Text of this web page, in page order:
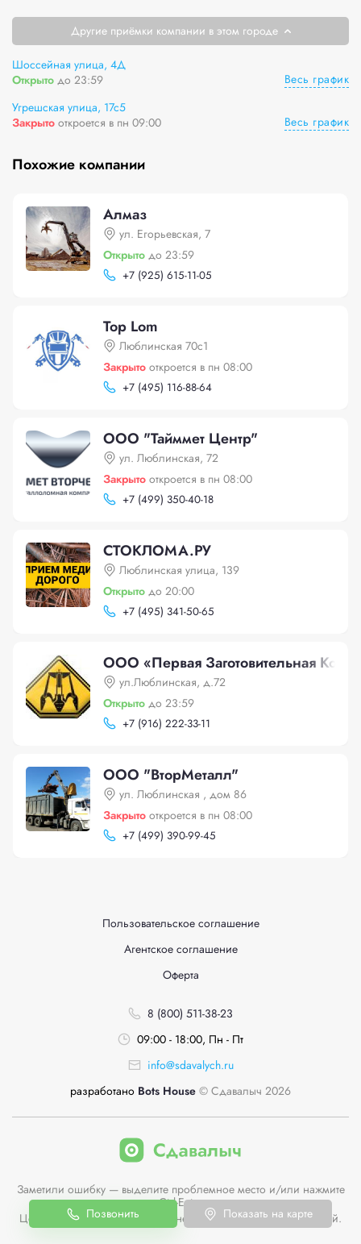
Позвонить Показать на карте
Другие приёмки компании в этом городе
Шоссейная улица, 4Д
Открыто до 23:59
Весь график
Угрешская улица, 17с5
Закрыто откроется в пн 09:00 Весь график
Похожие компании
Алмаз
ул. Егорьевская, 7
Открыто до 23:59
+7 (925) 615-11-05
Top Lom
Люблинская 70с1
Закрыто откроется в пн 08:00
+7 (495) 116-88-64
ООО "Тайммет Центр"
ул. Люблинская, 72
Закрыто откроется в пн 08:00
+7 (499) 350-40-18
СТОКЛОМА.РУ
Люблинская улица, 139
Открыто до 20:00
+7 (495) 341-50-65
ООО «Первая Заготовительная
ул.Люблинская, д.72
Открыто до 23:59
+7 (916) 222-33-11
ООО "ВторМеталл"
ул. Люблинская , дом 86
Закрыто откроется в пн 08:00
+7 (499) 390-99-45
Пользовательское соглашение
Агентское соглашение
Оферта
8 (800) 511-38-23
09:00 - 18:00, Пн - Пт
info@sdavalych.ru
разработано Bots House © Сдавалыч 2026
Заметили ошибку — выделите проблемное место и/или нажмите
Ctrl-Enter
Цены пунктов приема на сайте не являются публичной офертой.